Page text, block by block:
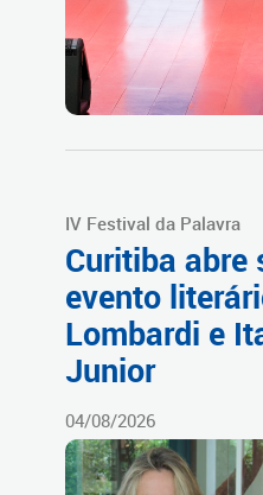
IV Festival da Palavra
Curitiba abre
evento
Lombardi e
Junior
04/08/2026